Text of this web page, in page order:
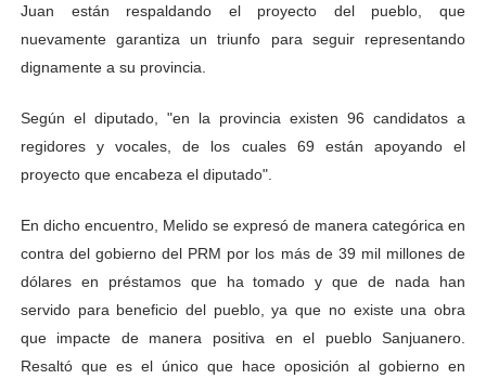
Juan están respaldando el proyecto del pueblo, que
nuevamente garantiza un triunfo para seguir representando
dignamente a su provincia.
Según el diputado, "en la provincia existen 96 candidatos a
regidores y vocales, de los cuales 69 están apoyando el
proyecto que encabeza el diputado".
En dicho encuentro, Melido se expresó de manera categórica en
contra del gobierno del PRM por los más de 39 mil millones de
dólares en préstamos que ha tomado y que de nada han
servido para beneficio del pueblo, ya que no existe una obra
que impacte de manera positiva en el pueblo Sanjuanero.
Resaltó que es el único que hace oposición al gobierno en